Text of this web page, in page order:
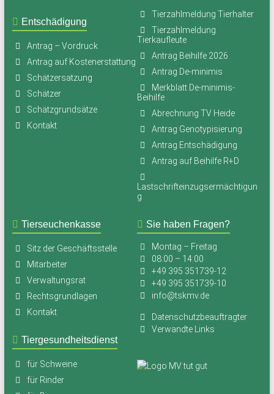
Entschädigung
Antrag – Vordruck
Antrag auf Kostenerstattung
Schätzersatzung
Schätzer
Schätzgrundsätze
Kontakt
Tierzahlmeldung Tierhalter
Tierzahlmeldung
Tierkaufleute
Antrag Beihilfe 2026
Antrag De-minimis
Merkblatt De-minimis-
Beihilfe
Abrechnung TV Heide
Antrag Genotypisierung
Antrag Entschädigung
Antrag auf Beihilfe R+D
Lastschrifteinzugsermächtigun
g
Tierseuchenkasse
Sitz der Geschäftsstelle
Mitarbeiter
Verwaltungsrat
Rechtsgrundlagen
Kontakt
Tiergesundheitsdienst
für Schweine
für Rinder
Sie haben Fragen?
Montag – Freitag
08:00 – 14:00
+49 395 351739-12
+49 395 351739-10
info@tskmv.de
Datenschutzbeauftragter
Verwandte Links